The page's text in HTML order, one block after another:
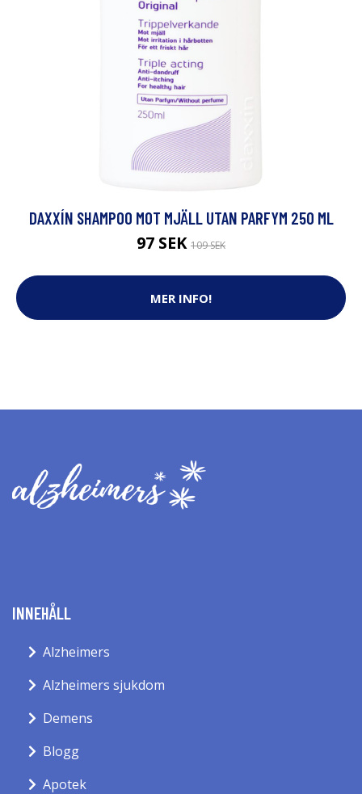
DAXXÍN SHAMPOO MOT MJÄLL UTAN PARFYM 250 ML
97 SEK 109 SEK
MER INFO!
INNEHÅLL
Alzheimers
Alzheimers sjukdom
Demens
Blogg
Apotek